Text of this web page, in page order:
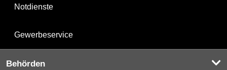
Notdienste
Gewerbeservice
Behörden